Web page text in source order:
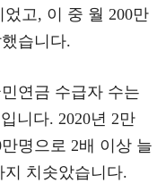
고, 이 중 월 200만
습니다.
연금 수급자 수는
니다. 2020년 2만
명으로 2배 이상 늘
지 치솟았습니다.